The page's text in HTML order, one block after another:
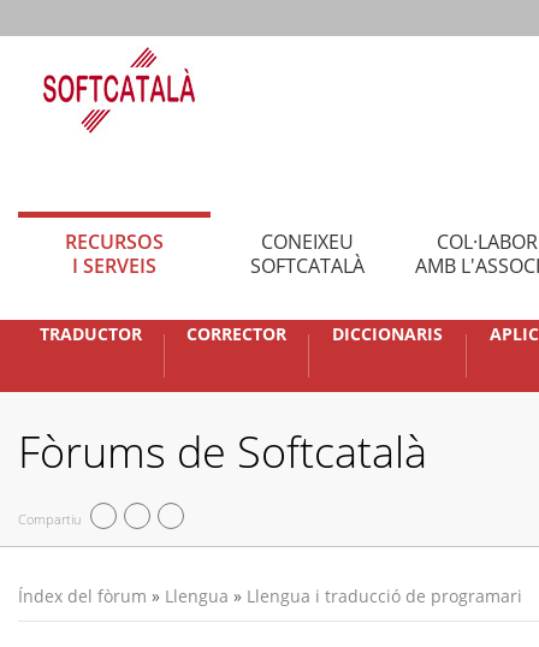
RECURSOS
I SERVEIS
CONEIXEU
SOFTCATALÀ
AMB
TRADUCTOR CORRECTOR DICCIONARIS
Fòrums de Softcatalà
Compartiu
Índex del fòrum » Llengua » Llengua i traducció de programari